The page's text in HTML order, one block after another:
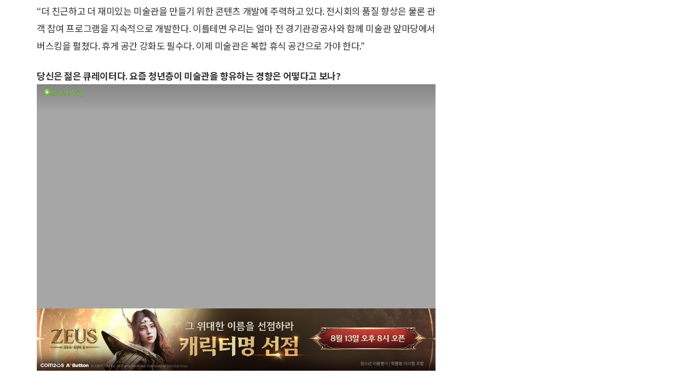
“더 친근하고 더 재미있는 미술관을 만들기 위한 콘텐츠 개발에 주력하고 있다. 전시회의 품질 향상은 물론 관
객 참여 프로그램을 지속적으로 개발한다. 이를테면 우리는 얼마 전 경기관광공사와 함께 미술관 앞마당에서
버스킹을 펼쳤다. 휴게 공간 강화도 필수다. 이제 미술관은 복합 휴식 공간으로 가야 한다.”
당신은 젊은 큐레이터다. 요즘 청년층이 미술관을 향유하는 경향은 어떻다고 보나?